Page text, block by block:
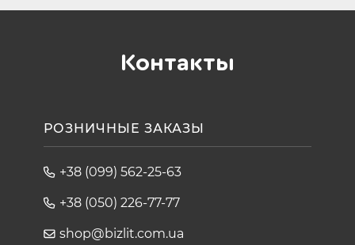
Контакты
РОЗНИЧНЫЕ ЗАКАЗЫ
+38 (099) 562-25-63
+38 (050) 226-77-77
shop@bizlit.com.ua